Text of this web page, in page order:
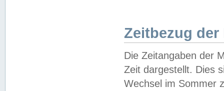
Zeitbezug der
Die Zeitangaben der
Zeit dargestellt. Dies
Wechsel im Sommer